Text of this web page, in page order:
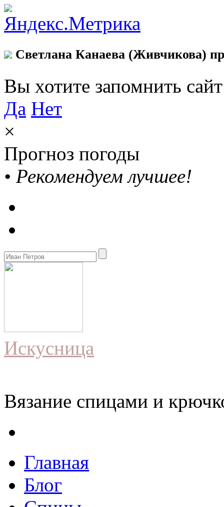
Светлана Канаева (Живчикова)
Вы хотите запомнить
Да Нет
×
Прогноз погоды
• Рекомендуем лучшее!
Искусница
Вязание спицами и
Главная
Блог